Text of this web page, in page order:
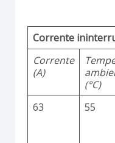
Corrente
Corrente
(A)
(°C)
63 55